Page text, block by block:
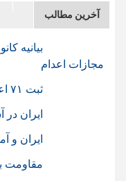
آخرین مطالب
بیانیه
مجازات اعدام
ثبت ۷۱ اعدام در ژوئيه در ایران
ایران
ایران و
مقاومت